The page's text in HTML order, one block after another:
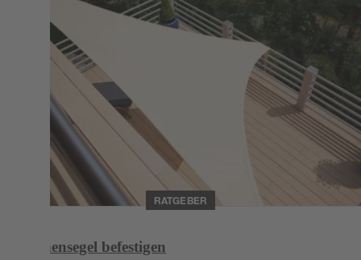
RATGEBER
Sonnensegel befestigen